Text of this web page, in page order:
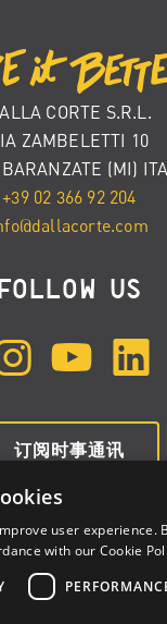
CORTE S.R.L.
ZAMBELETTI 10
(MI)
+39 02 366 92 204
FOLLOW US
订阅时事通讯
user experience.
with our Cookie